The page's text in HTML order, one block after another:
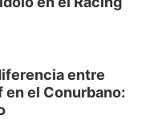
entre
el Conurbano: